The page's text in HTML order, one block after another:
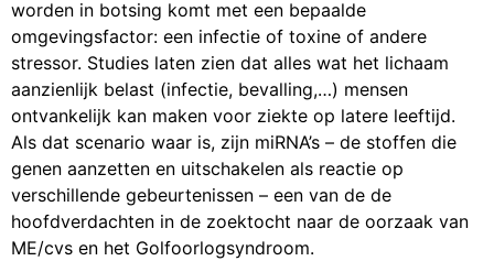
worden in botsing komt met een bepaalde
omgevingsfactor: een infectie of toxine of andere
stressor. Studies laten zien dat alles wat het lichaam
aanzienlijk belast (infectie, bevalling,…) mensen
ontvankelijk kan maken voor ziekte op latere leeftijd.
Als dat scenario waar is, zijn miRNA’s – de stoffen die
genen aanzetten en uitschakelen als reactie op
verschillende gebeurtenissen – een van de de
hoofdverdachten in de zoektocht naar de oorzaak van
ME/cvs en het Golfoorlogsyndroom.